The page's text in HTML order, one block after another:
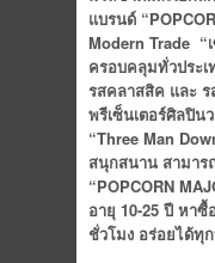
แบรนด์ “
Modern Trade “
ครอบคลุมทั่วประ
รสคลาสสิค และ ร
พรีเซ็นเตอร์ศิลปิ
“Three Man
สนุกสนาน สามาร
“POPCORN
อายุ 10-25 ปี หา
ชั่วโมง อร่อยได้ทุ